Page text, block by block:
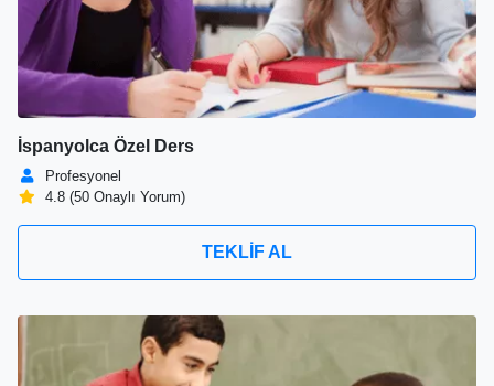
İspanyolca Özel Ders
Profesyonel
4.8 (50 Onaylı Yorum)
TEKLİF AL